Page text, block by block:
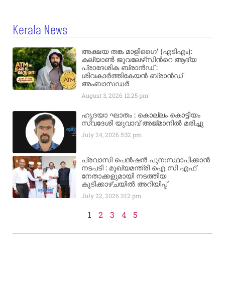
Kerala News
അക്ഷയ തങ്ക മാളിഗൈ’ (എടിഎം):
കല്യാണ്‍ ജുവലേഴ്‌സിന്‍റെ ആദ്യ
പ്രാദേശിക ബ്രാന്‍ഡ് :
ശിവകാര്‍ത്തികേയന്‍ ബ്രാന്‍ഡ്
അംബാസഡര്‍
August 3, 2026 12:25 pm
ഹൃദയാ ഘാതം : കൊല്ലം കൊട്ടിയം
സ്വദേശി യുവാവ് അജ്മാനിൽ മരിച്ചു
July 24, 20265:32 pm
പ്രവാസി പെൻഷൻ പുനഃസ്ഥാപിക്കാൻ
നടപടി : മുഖ്യമന്ത്രി ഐ സി എഫ്
നേതാക്കളുമായി നടത്തിയ
കൂടിക്കാഴ്ചയിൽ അറിയിപ്പ്
July 22, 20263:12 pm
1 2 3 4 5